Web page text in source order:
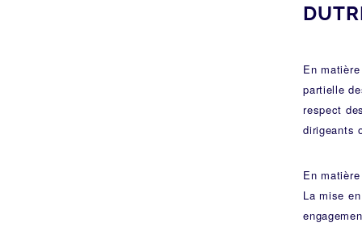
En
partielle
respect
dirigeants
En
La mise